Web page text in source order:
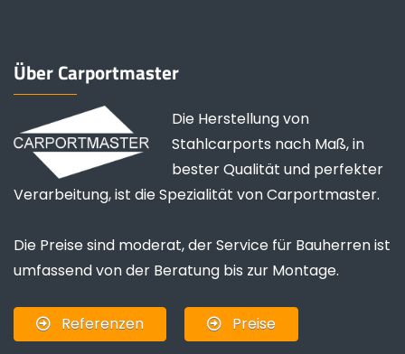
Über Carportmaster
Die Herstellung von
Stahlcarports nach Maß, in
bester Qualität und perfekter
Verarbeitung, ist die Spezialität von Carportmaster.
Die Preise sind moderat, der Service für Bauherren ist
umfassend von der Beratung bis zur Montage.
Referenzen Preise